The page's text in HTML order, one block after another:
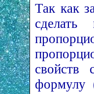
Так как
свойств
формулу